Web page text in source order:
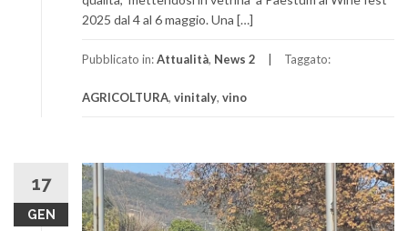
2025 dal 4 al 6 maggio. Una […]
Pubblicato in:Attualità, News 2 Taggato:
AGRICOLTURA, vinitaly, vino
17
GEN